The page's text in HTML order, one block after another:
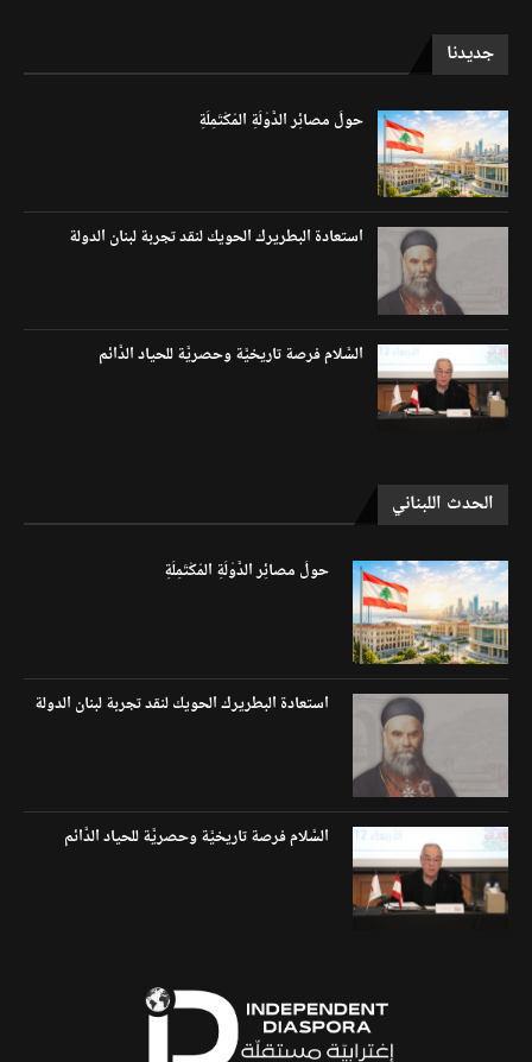
جديدنا
حولَ مصائِر الدَّوْلَةِ المُكْتَمِلَةِ
استعادة البطريرك الحويك لنقد تجربة لبنان الدولة
السَّلام فرصة تاريخيَّة وحصريَّة للحياد الدَّائم
الحدث اللبناني
حولَ مصائِر الدَّوْلَةِ المُكْتَمِلَةِ
استعادة البطريرك الحويك لنقد تجربة لبنان الدولة
السَّلام فرصة تاريخيَّة وحصريَّة للحياد الدَّائم